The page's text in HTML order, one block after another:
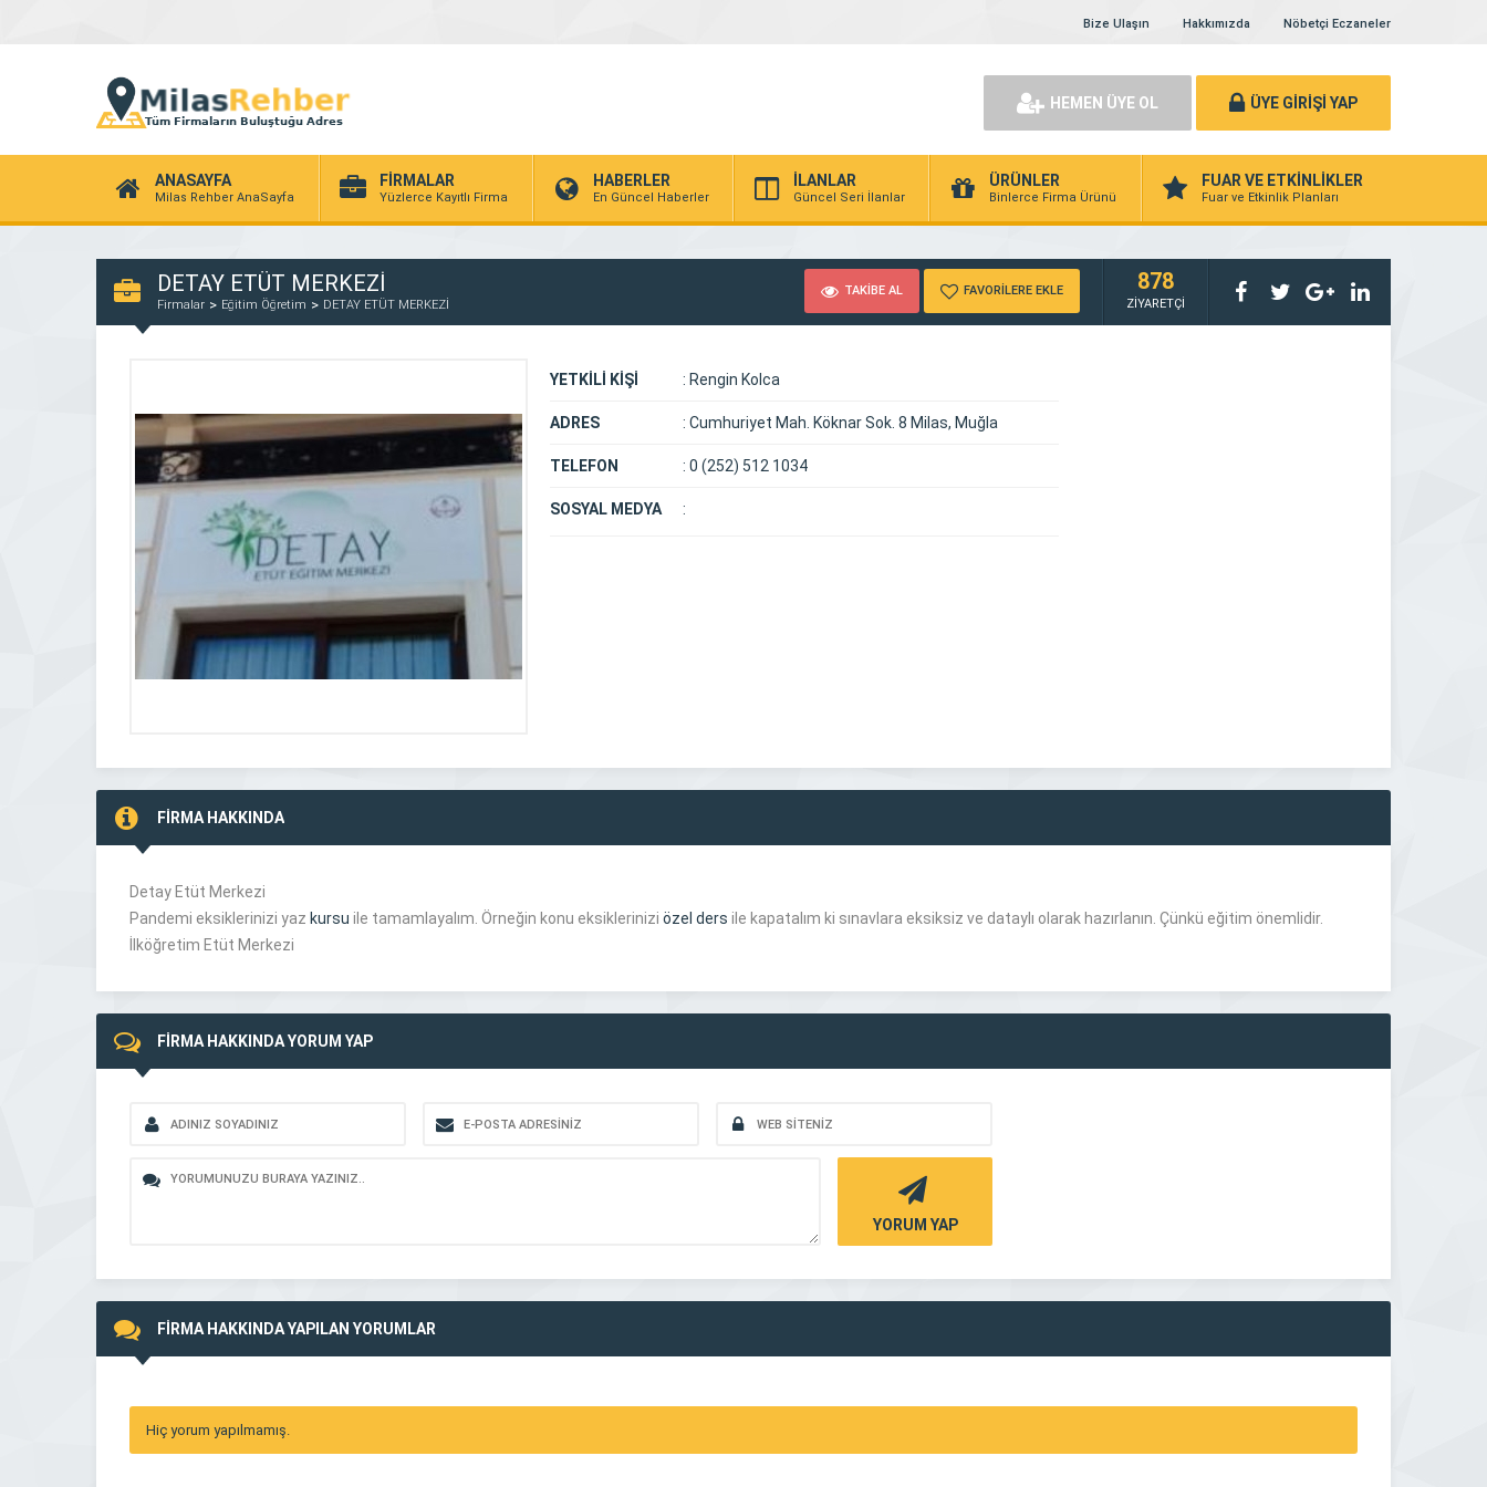
Bize Ulaşın Hakkımızda Nöbetçi Eczaneler
HEMEN ÜYE OL ÜYE GİRİŞİ YAP
ANASAYFA
Milas Rehber AnaSayfa
FİRMALAR
Yüzlerce Kayıtlı Firma
HABERLER
En Güncel Haberler
İLANLAR
Güncel Seri İlanlar
ÜRÜNLER
Binlerce Firma Ürünü
FUAR VE ETKİNLİKLER
Fuar ve Etkinlik Planları
DETAY ETÜT MERKEZİ
Firmalar Eğitim Öğretim DETAY ETÜT MERKEZİ
TAKİBE AL FAVORİLERE EKLE 878
ZİYARETÇİ
YETKİLİ KİŞİ : Rengin Kolca
ADRES : Cumhuriyet Mah. Köknar Sok. 8 Milas, Muğla
TELEFON : 0 (252) 512 1034
SOSYAL MEDYA :
FİRMA HAKKINDA
Detay Etüt Merkezi
Pandemi eksiklerinizi yaz kursu ile tamamlayalım. Örneğin konu eksiklerinizi özel ders ile kapatalım ki sınavlara eksiksiz ve dataylı olarak hazırlanın. Çünkü eğitim önemlidir.
İlköğretim Etüt Merkezi
FİRMA HAKKINDA YORUM YAP
YORUM YAP
FİRMA HAKKINDA YAPILAN YORUMLAR
Hiç yorum yapılmamış.